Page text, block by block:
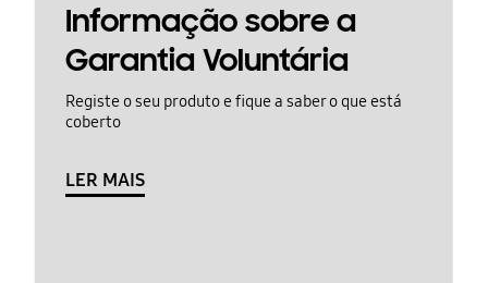
Informação sobre a
Garantia Voluntária
Registe o seu produto e fique a saber o que está
coberto
LER MAIS